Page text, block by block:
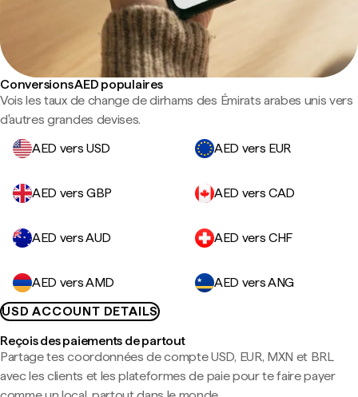
Conversions AED populaires
Vois les taux de change de dirhams des Émirats arabes unis vers
d'autres grandes devises.
AED vers USD
AED vers EUR
AED vers GBP AED vers CAD
AED vers AUD AED vers CHF
AED vers AMD
AED vers ANG
USD ACCOUNT DETAILS
Reçois des paiements de partout
Partage tes coordonnées de compte USD, EUR, MXN et BRL
avec les clients et les plateformes de paie pour te faire payer